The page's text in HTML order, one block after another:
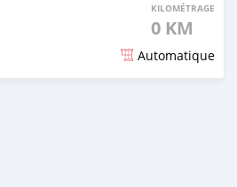
KILOMÉTRAGE
0 KM
Automatique